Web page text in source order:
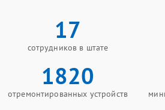
17
сотрудников в штате
1820
отремонтированных устройств